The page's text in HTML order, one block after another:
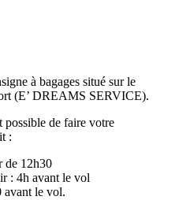
à bagages situé sur le
(E’ DREAMS SERVICE).
possible de faire votre
:
de 12h30
: 4h avant le vol
le vol.